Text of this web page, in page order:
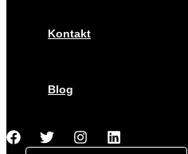
Kontakt
Blog